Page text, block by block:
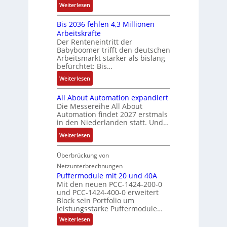
n
a
h
m
e
,
g
e
p
ä
g
t
d
u
r
d
a
s
A
u
y
s
e
m
e
f
ü
h
r
e
r
z
u
m
V
o
r
s
t
a
d
d
e
s
V
D
M
-
E
r
g
e
b
n
i
s
s
e
b
e
s
t
ä
t
i
g
e
n
J
a
e
b
s
-
u
n
d
M
a
r
k
e
t
n
e
i
t
e
r
b
Weiterlesen:
K
I
b
r
a
u
c
h
t
S
t
r
u
k
u
r
Bis 2036 fehlen 4,3 Millionen
Arbeitskräfte
Der Renteneintritt der
Babyboomer trifft den deutschen
Arbeitsmarkt stärker als bislang
befürchtet: Bis…
Weiterlesen:
B
i
s
2
0
3
6
f
e
h
l
e
n
4
,
All About Automation expandiert
Die Messereihe All About
Automation findet 2027 erstmals
in den Niederlanden statt. Und…
Weiterlesen:
A
l
A
b
o
u
t
A
Überbrückung von
Netzunterbrechnungen
Puffermodule mit 20 und 40A
Mit den neuen PCC-1424-200-0
und PCC-1424-400-0 erweitert
Block sein Portfolio um
leistungsstarke Puffermodule…
Weiterlesen: